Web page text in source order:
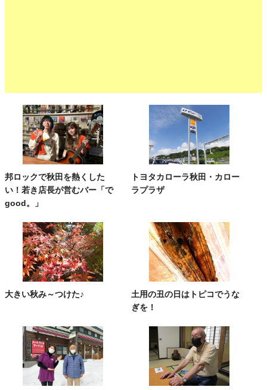
邦ロックで秋田を熱くした
い！若き店長が営むバー「で
good。」
トヨタカローラ秋田・カロー
ラプラザ
大きい秋み～つけた♪
土用の丑の日はトピコでうな
ぎを！